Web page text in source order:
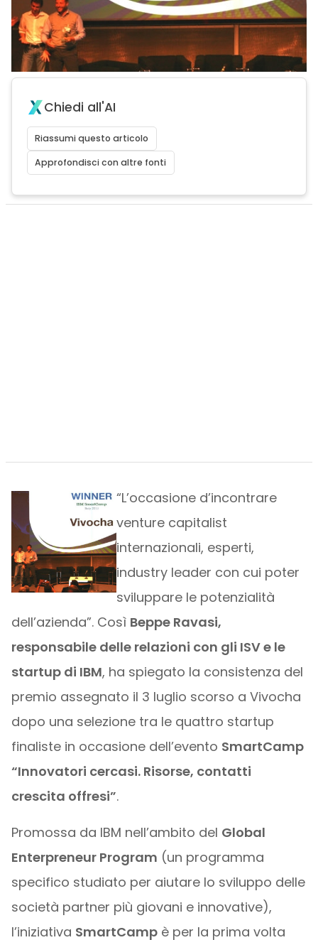
Chiedi all'AI
Riassumi questo articolo
Approfondisci con altre fonti
“L’occasione d’incontrare
venture capitalist
internazionali, esperti,
industry leader con cui poter
sviluppare le potenzialità
dell’azienda”. Così Beppe Ravasi,
responsabile delle relazioni con gli ISV e le
startup di IBM, ha spiegato la consistenza del
premio assegnato il 3 luglio scorso a Vivocha
dopo una selezione tra le quattro startup
finaliste in occasione dell’evento SmartCamp
“Innovatori cercasi. Risorse, contatti
crescita offresi”.
Promossa da IBM nell’ambito del Global
Enterpreneur Program (un programma
specifico studiato per aiutare lo sviluppo delle
società partner più giovani e innovative),
l’iniziativa SmartCampè per la prima volta